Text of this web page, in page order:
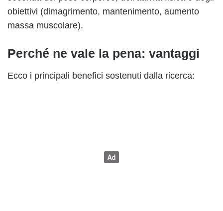
obiettivi (dimagrimento, mantenimento, aumento
massa muscolare).
Perché ne vale la pena: vantaggi
Ecco i principali benefici sostenuti dalla ricerca: